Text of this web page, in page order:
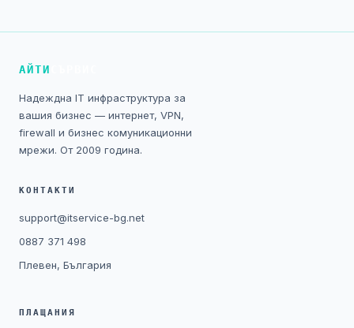
АЙТИ
Надеждна IT инфраструктура за
вашия бизнес — интернет, VPN,
firewall и бизнес комуникационни
мрежи. От 2009 година.
КОНТАКТИ
support@itservice-bg.net
0887 371 498
Плевен, България
ПЛАЩАНИЯ